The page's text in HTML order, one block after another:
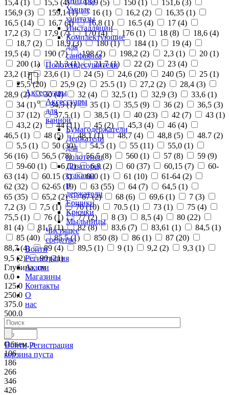
Умные
унитазы
Инсталляции
Комплектующие
для
санфаянса
Полотенцесушители
Аксессуары
Аксессуары
для
ванной
Бумагодержатели
Держатели
для
полотенец
Дозаторы,
стаканы
и
держатели
Ершики
Крючки
Мыльницы
Чистящее
средство
Войти
Регистрация
Акции
Магазины
Контакты
О
нас
Войти Регистрация
корзина пуста
15,4 (1 ) 15,5 (4) 15,9 (5) 150 (1 ) 151,6 (3)
156,9 (3) 159,1 (1) 16 (1) 16,2 (2) 16,35 (1)
16,5 (14) 16,7 (4) 16,8 (1) 16.5 (4) 17 (4)
17,2 (3) 17,9 (7) 170 (4) 176 (1) 18 (8) 18,6 (4)
18,7 (2) 18,9 (3) 180 (1) 184 (1) 19 (4)
19,5 (4) 190 (7) 198 (2) 198,2 (2) 2,3 (1) 20 (1)
200 (1) 21,3 (1) 21,7 (1) 22 (2) 23 (4)
23,2 (1) 23,6 (1) 24 (5) 24,6 (20) 240 (5) 25 (1)
25,5 (20) 25,9 (2) 25.5 (1) 27,2 (2) 28,4 (3)
28,9 (2) 30 (4) 32 (4) 32,5 (1) 32,9 (3) 33,6 (1)
34 (1) 34,5 (1) 35 (1) 35,5 (9) 36 (2) 36,5 (3)
37 (12) 37,5 (1) 38,5 (1) 40 (23) 42 (7) 43 (1)
43,2 (2) 44 (11) 45 (2) 45,3 (4) 46 (4)
46,5 (1) 48 (5) 48,1 (1) 48,7 (4) 48,8 (5) 48.7 (2)
5,5 (1) 50 (30) 54,5 (1) 55 (11) 55,0 (1)
56 (16) 56,5 (78) 56.5 (8) 560 (1) 57 (8) 59 (9)
59-60 (1) 6 (2) 6,9 (2) 60 (37) 60,15 (7)
60-
63 (14) 60.15 (3) 600 (1) 61 (10) 61-64 (2)
62 (32) 62-65 (19) 63 (55) 64 (7) 64,5 (1)
65 (35) 65,2 (2) 67 (2) 68 (6) 69,6 (1) 7 (3)
7,2 (3) 7,5 (1) 70 (10) 70.5 (1) 73 (1) 75 (4)
75,5 (1) 76 (1) 77 (2) 8 (3) 8,5 (4) 80 (22)
81 (4) 81,5 (1) 82 (8) 83,6 (7) 83,61 (1) 84,5 (1)
85 (40) 85,5 (1) 850 (8) 86 (1) 87 (20)
88,7 (4) 89 (4) 89,5 (1) 9 (1) 9,2 (2) 9,3 (1)
9,5 (2) 90 (21)
Глубина, см
0.0
125.0
250.0
375.0
500.0
Объем, л
106
186
266
346
426